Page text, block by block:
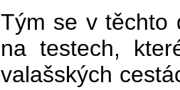
Tým se v těchto
na testech,
valašských